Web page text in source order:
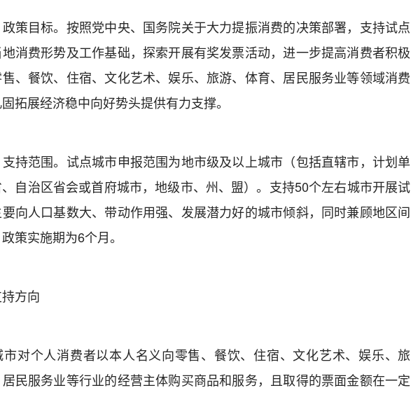
目标。按照党中央、国务院关于大力提振消费的决策部署，支持试点
消费形势及工作基础，探索开展有奖发票活动，进一步提高消费者积极
、餐饮、住宿、文化艺术、娱乐、旅游、体育、居民服务业等领域消费
拓展经济稳中向好势头提供有力支撑。
范围。试点城市申报范围为地市级及以上城市（包括直辖市，计划单
自治区省会或首府城市，地级市、州、盟）。支持50个左右城市开展试
向人口基数大、带动作用强、发展潜力好的城市倾斜，同时兼顾地区间
策实施期为6个月。
方向
个人消费者以本人名义向零售、餐饮、住宿、文化艺术、娱乐、旅
民服务业等行业的经营主体购买商品和服务，且取得的票面金额在一定